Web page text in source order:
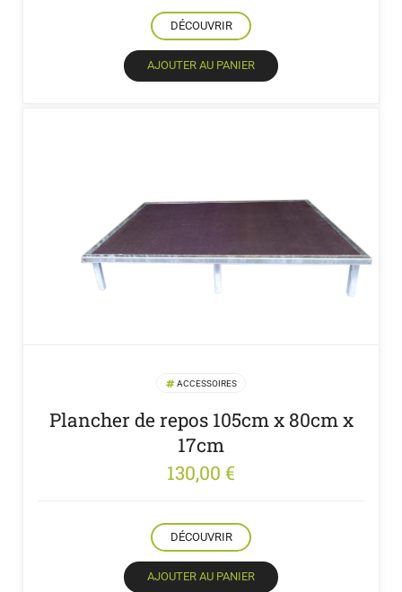
DÉCOUVRIR
AJOUTER AU PANIER
ACCESSOIRES
Plancher de repos 105cm x 80cm x
17cm
130,00 €
DÉCOUVRIR
AJOUTER AU PANIER